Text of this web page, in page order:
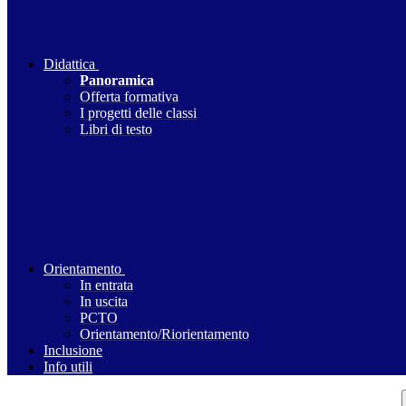
Didattica
Panoramica
Offerta formativa
I progetti delle classi
Libri di testo
Orientamento
In entrata
In uscita
PCTO
Orientamento/Riorientamento
Inclusione
Info utili